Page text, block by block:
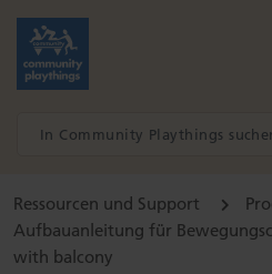
Ressourcen und Support
Aufbauanleitung für
with balcony